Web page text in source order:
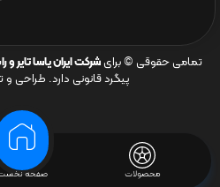
محصولات صفحه
تمامی حقوقی © برای شرکت ایران یاسا تایر و
پیگرد قانونی دارد. طراحی